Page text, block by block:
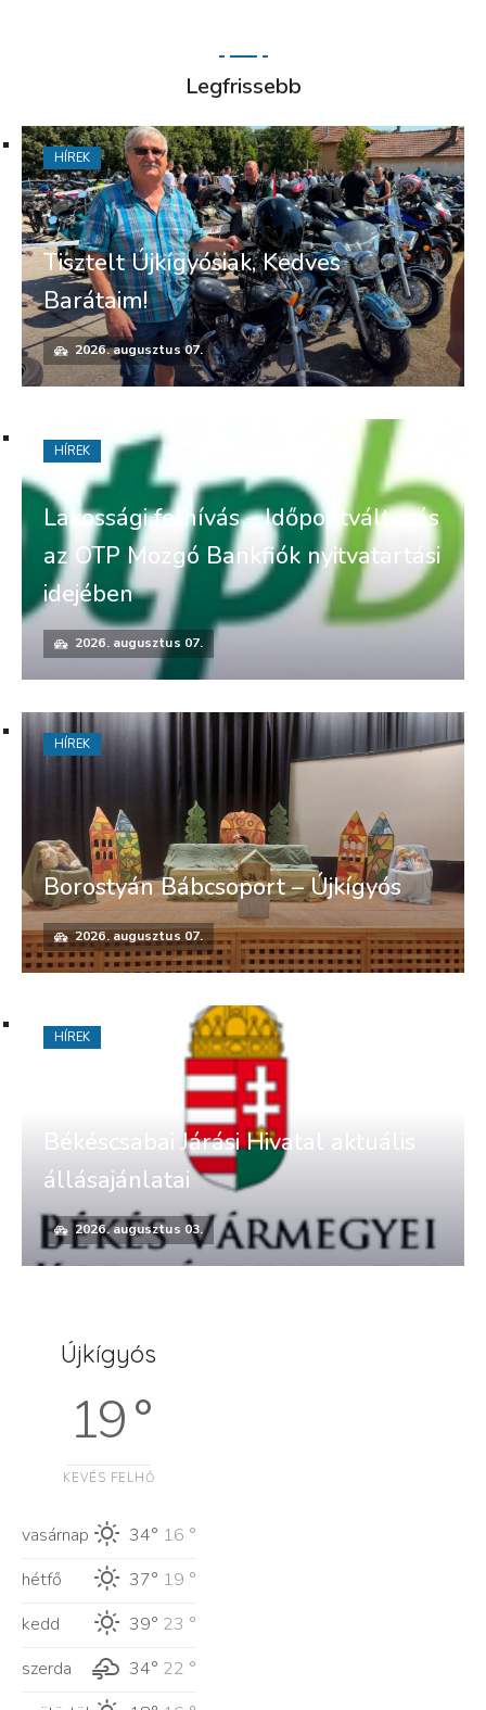
Legfrissebb
Tisztelt Újkígyósiak, Kedves
Barátaim!
2026. augusztus 07.
HÍREK
Lakossági felhívás – Időpontváltozás
az OTP Mozgó Bankfiók nyitvatartási
idejében
2026. augusztus 07.
HÍREK
Borostyán Bábcsoport – Újkígyós
2026. augusztus 07.
HÍREK
Békéscsabai Járási Hivatal aktuális
állásajánlatai
2026. augusztus 03.
HÍREK
Újkígyós
19 °
KEVÉS FELHŐ
vasárnap 34° 16 °
hétfő
37° 19 °
kedd
39° 23 °
szerda
34° 22 °